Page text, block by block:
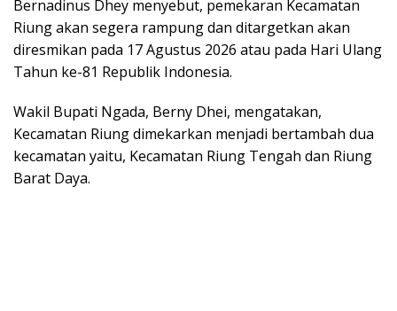
Bernadinus Dhey menyebut, pemekaran Kecamatan
Riung akan segera rampung dan ditargetkan akan
diresmikan pada 17 Agustus 2026 atau pada Hari Ulang
Tahun ke-81 Republik Indonesia.
Wakil Bupati Ngada, Berny Dhei, mengatakan,
Kecamatan Riung dimekarkan menjadi bertambah dua
kecamatan yaitu, Kecamatan Riung Tengah dan Riung
Barat Daya.